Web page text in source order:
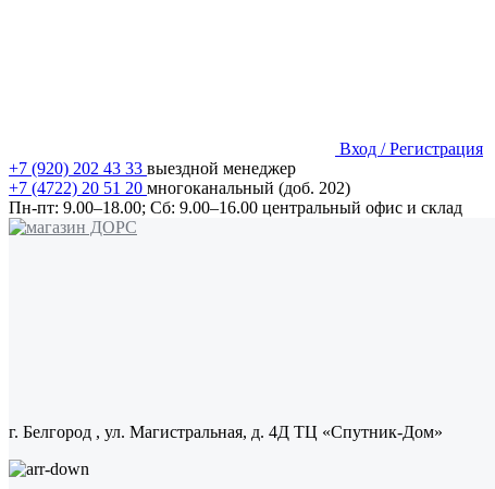
Вход / Регистрация
+7 (920) 202 43 33 выездной менеджер
+7 (4722) 20 51 20 многоканальный (доб. 202)
Пн-пт: 9.00–18.00; Сб: 9.00–16.00 центральный офис и склад
г. Белгород , ул. Магистральная, д. 4Д ТЦ «Спутник-Дом»